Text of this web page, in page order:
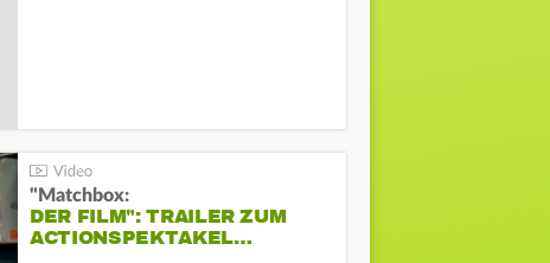
"Matchbox:
DER FILM": TRAILER ZUM
ACTIONSPEKTAKEL…